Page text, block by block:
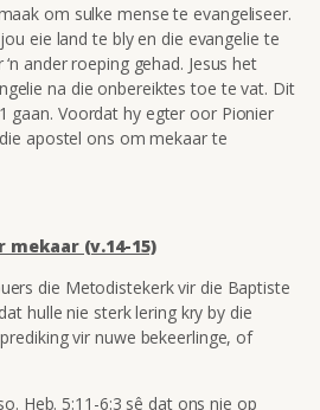
om sulke mense te evangeliseer.
eie land te bly en die evangelie te
ander roeping gehad. Jesus het
na die onbereiktes toe te vat. Dit
gaan. Voordat hy egter oor Pionier
apostel ons om mekaar te
mekaar (v.14-15)
die Metodistekerk vir die Baptiste
hulle nie sterk lering kry by die
vir nuwe bekeerlinge, of
Heb. 5:11-6:3 sê dat ons nie op